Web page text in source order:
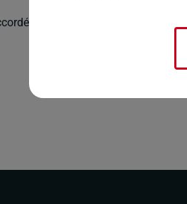
animée par Benoit Huton le